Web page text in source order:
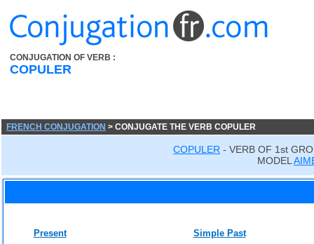
CONJUGATION OF VERB :
COPULER
FRENCH CONJUGATION > CONJUGATE THE VERB COPULER
COPULER - VERB OF 1st
MODEL
Present
Simple Past